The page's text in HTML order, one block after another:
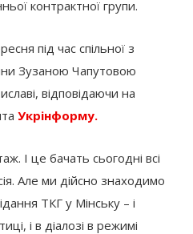
контрактної групи.
під час спільної з
Зузаною Чапутовою
відповідаючи на
Укрінформу.
І це бачать сьогодні всі
Але ми дійсно знаходимо
ТКГ у Мінську – і
і в діалозі в режимі